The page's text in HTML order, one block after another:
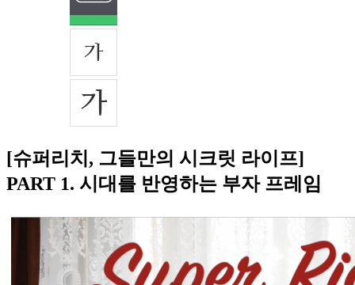
[슈퍼리치, 그들만의 시크릿 라이프]
PART 1. 시대를 반영하는 부자 프레임